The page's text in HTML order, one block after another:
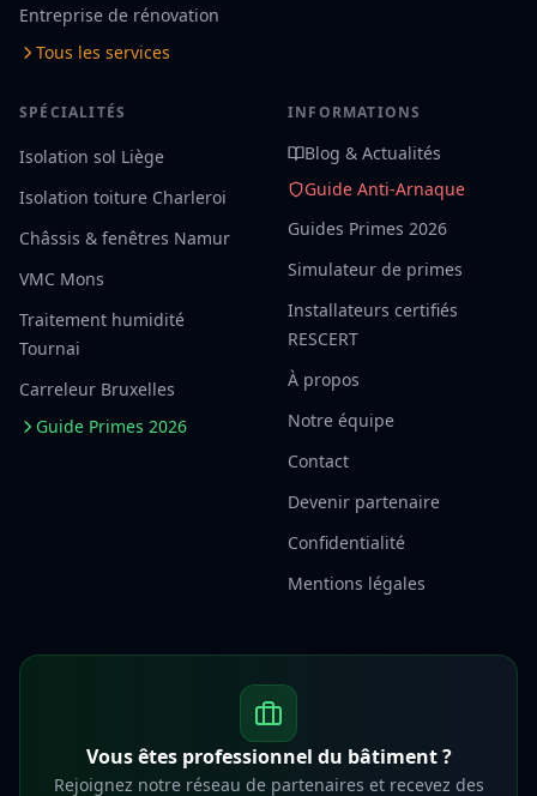
Entreprise de rénovation
Tous les services
SPÉCIALITÉS
Isolation sol Liège
Isolation toiture Charleroi
Châssis & fenêtres Namur
VMC Mons
Traitement humidité
Tournai
Carreleur Bruxelles
Guide Primes 2026
INFORMATIONS
Blog & Actualités
Guide Anti-Arnaque
Guides Primes 2026
Simulateur de primes
Installateurs certifiés
RESCERT
À propos
Notre équipe
Contact
Devenir partenaire
Confidentialité
Mentions légales
Vous êtes professionnel du bâtiment ?
Rejoignez notre réseau de partenaires et recevez des